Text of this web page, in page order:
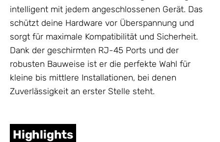
intelligent mit jedem angeschlossenen Gerät. Das
schützt deine Hardware vor Überspannung und
sorgt für maximale Kompatibilität und Sicherheit.
Dank der geschirmten RJ-45 Ports und der
robusten Bauweise ist er die perfekte Wahl für
kleine bis mittlere Installationen, bei denen
Zuverlässigkeit an erster Stelle steht.
Highlights